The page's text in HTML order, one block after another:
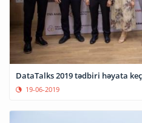
DataTalks 2019 tədbiri həyata
19-06-2019